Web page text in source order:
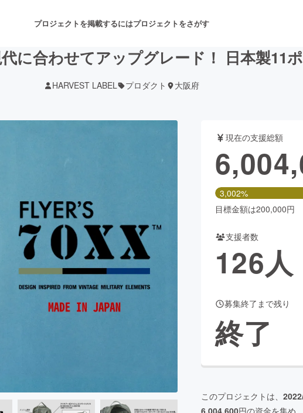
プロジェクトを掲載するにはプロジェクトをさがす
舞台・パフォーマンス
書籍・雑誌出版
チャレンジ ビューティー・ヘルスケア
CAMPFIRE for Social Good
に合わせてアップグレード！ 日本製11
HARVEST LABEL プロダクト 大阪府
現在の支援総額
3,002%
目標金額は200,000円
支援者数
126人
募集終了まで残り
終了
このプロジェクトは、
6,004,600円の資金を集め、